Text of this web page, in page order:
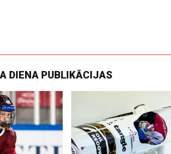
DIENA PUBLIKĀCIJAS